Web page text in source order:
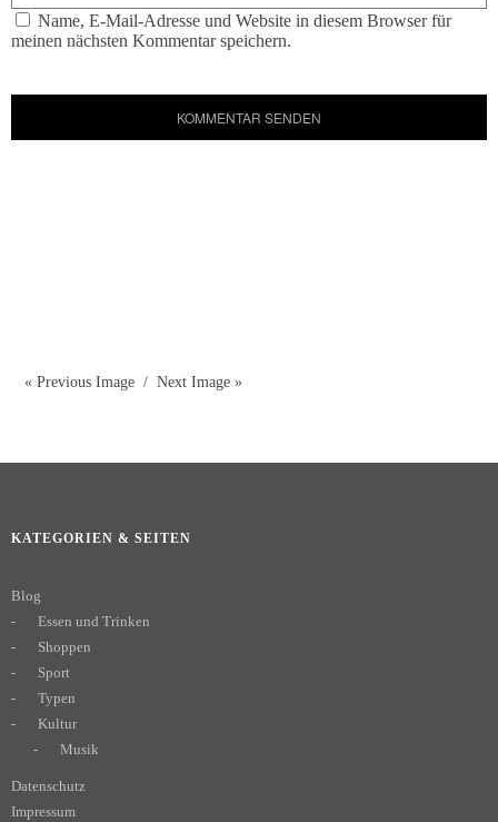
Name, E-Mail-Adresse und Website in diesem Browser für
meinen nächsten Kommentar speichern.
« Previous Image Next Image »
KATEGORIEN & SEITEN
Blog
Essen und Trinken
Shoppen
Sport
Typen
Kultur
Musik
Datenschutz
Impressum